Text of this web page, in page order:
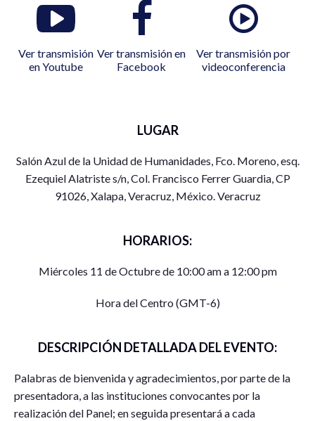
Ver transmisión
en Youtube
Ver transmisión en
Facebook
Ver transmisión por
videoconferencia
LUGAR
Salón Azul de la Unidad de Humanidades, Fco. Moreno, esq.
Ezequiel Alatriste s/n, Col. Francisco Ferrer Guardia, CP
91026, Xalapa, Veracruz, México. Veracruz
HORARIOS:
Miércoles 11 de Octubre de 10:00 am a 12:00 pm
Hora del Centro (GMT-6)
DESCRIPCIÓN DETALLADA DEL EVENTO:
Palabras de bienvenida y agradecimientos, por parte de la
presentadora, a las instituciones convocantes por la
realización del Panel; en seguida presentará a cada